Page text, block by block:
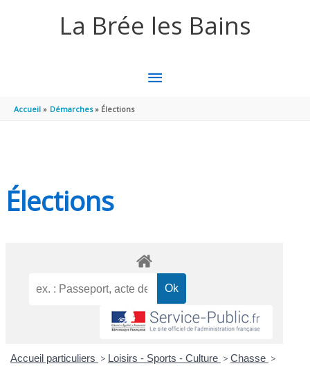
La Brée les Bains
MENU
Accueil Démarches Élections
Élections
Accueil particuliers > Loisirs - Sports - Culture > Chasse >